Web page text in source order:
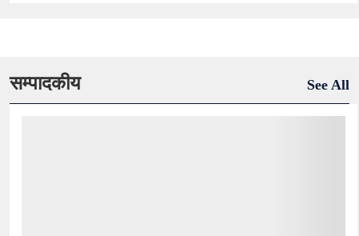
सम्पादकीय See All